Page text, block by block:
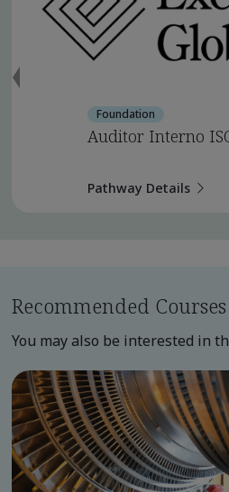
Foundation
Auditor Interno
Pathway Details
Recommended Courses
You may also be interested in